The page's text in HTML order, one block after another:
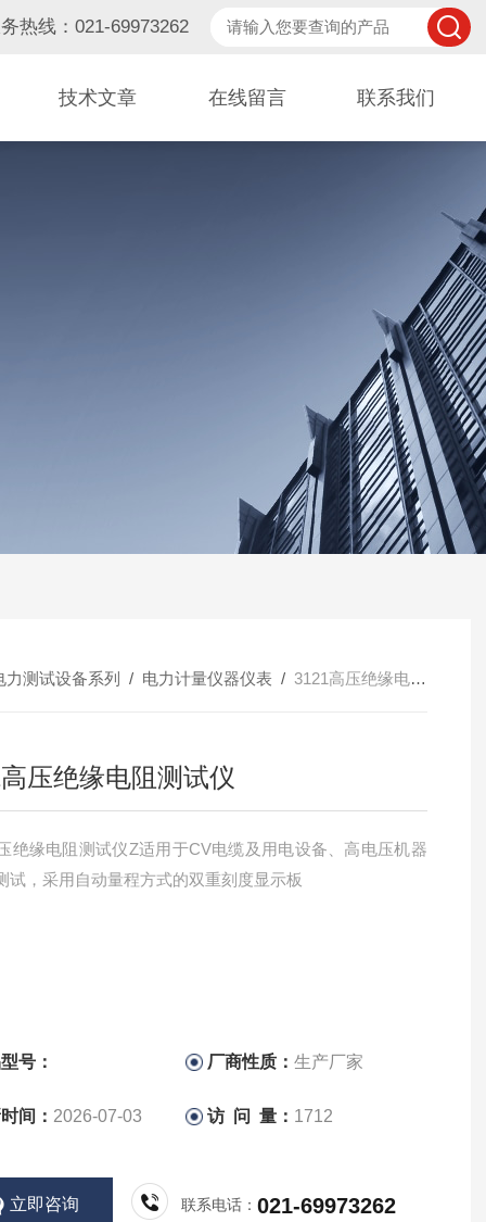
热线：021-69973262
技术文章 在线留言 联系我们
力测试设备系列 / 电力计量仪器仪表 / 3121高压绝缘电阻测试仪
压绝缘电阻测试仪
绝缘电阻测试仪Z适用于CV电缆及用电设备、高电压机器
试，采用自动量程方式的双重刻度显示板
号： 厂商性质：生产厂家
间： 2026-07-03 访 问 量： 1712
立即咨询 联系电话：021-69973262